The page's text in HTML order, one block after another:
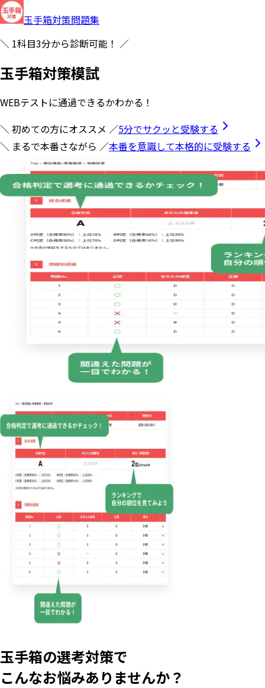
玉手箱対策問題集
＼ 1科目3分から診断可能！ ／
玉手箱対策模試
WEBテストに通過できるかわかる！
＼ 初めての方にオススメ ／5分でサクッと受験する
＼ まるで本番さながら ／本番を意識して本格的に受験する
玉手箱の選考対策で
こんなお悩みありませんか？